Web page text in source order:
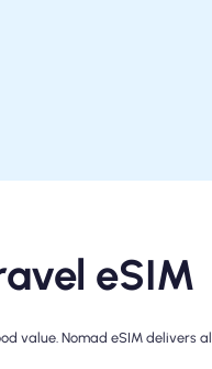
eSIM
value. Nomad eSIM